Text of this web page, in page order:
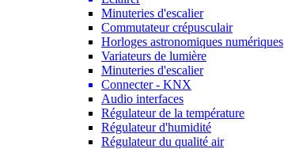
Minuteries d'escalier
Commutateur crépusculair
Horloges astronomiques numériques
Variateurs de lumière
Minuteries d'escalier
Connecter - KNX
Audio interfaces
Régulateur de la température
Régulateur d'humidité
Régulateur du qualité air